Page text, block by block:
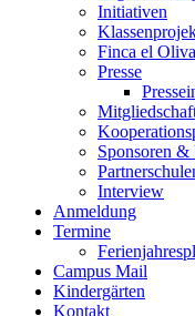
Initiativen
Finca el
Presse
Sponsoren &
Interview
Anmeldung
Termine
Campus Mail
Kindergärten
Kontakt